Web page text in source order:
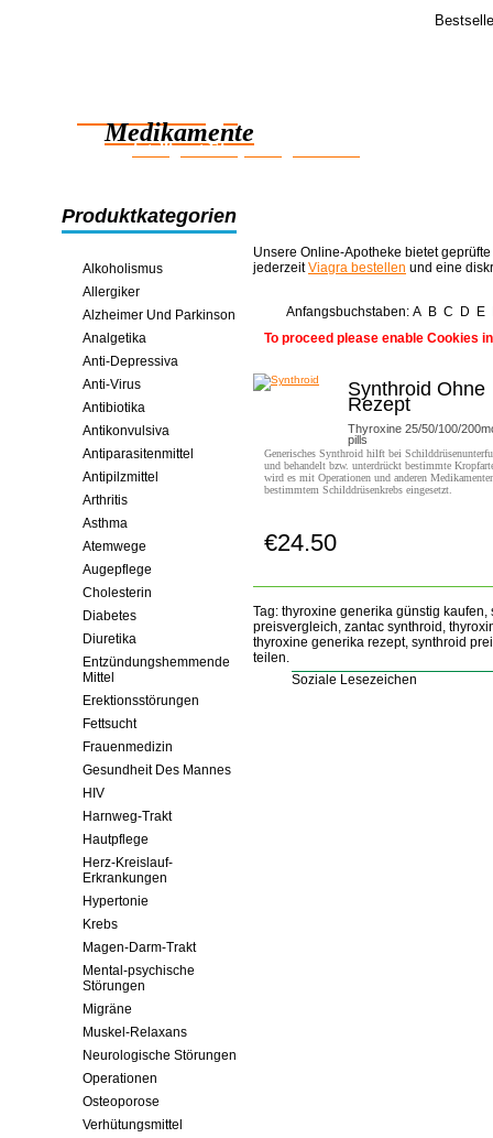
Medikamente
intelligent Einsparungen online
Produktkategorien
Alkoholismus
Allergiker
Alzheimer Und Parkinson
Analgetika
Anti-Depressiva
Anti-Virus
Antibiotika
Antikonvulsiva
Antiparasitenmittel
Antipilzmittel
Arthritis
Asthma
Atemwege
Augepflege
Cholesterin
Diabetes
Diuretika
Entzündungshemmende
Mittel
Erektionsstörungen
Fettsucht
Frauenmedizin
Gesundheit Des Mannes
HIV
Harnweg-Trakt
Hautpflege
Herz-Kreislauf-
Erkrankungen
Hypertonie
Krebs
Magen-Darm-Trakt
Mental-psychische
Störungen
Migräne
Muskel-Relaxans
Neurologische Störungen
Operationen
Osteoporose
Verhütungsmittel
Unsere Online-Apotheke bietet
jederzeitViagra bestellen und eine
Anfangsbuchstaben: A B C D E
To proceed please enable Cookies
Synthroid Ohne
Rezept
Thyroxine 25/50/100/
pills
Generisches Synthroid hilft bei
und behandelt bzw. unterdrückt bestimmte
wird es mit Operationen und anderen
bestimmtem Schilddrüsenkrebs eingesetzt.
€24.50
Tag: thyroxine generika günstig
preisvergleich, zantac synthroid,
thyroxine generika rezept, synthroid
teilen.
Soziale Lesezeichen